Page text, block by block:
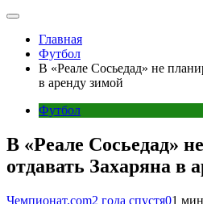
Главная
Футбол
В «Реале Сосьедад» не
в аренду зимой
Футбол
В «Реале Сосьедад»
отдавать Захаряна в
Чемпионат.com2 года спустя01